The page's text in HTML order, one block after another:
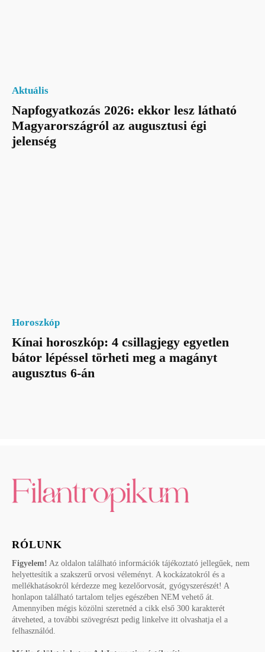
Aktuális
Napfogyatkozás 2026: ekkor lesz látható
Magyarországról az augusztusi égi
jelenség
Horoszkóp
Kínai horoszkóp: 4 csillagjegy egyetlen
bátor lépéssel törheti meg a magányt
augusztus 6-án
RÓLUNK
Figyelem! Az oldalon található információk tájékoztató jellegűek, nem
helyettesítik a szakszerű orvosi véleményt. A kockázatokról és a
mellékhatásokról kérdezze meg kezelőorvosát, gyógyszerészét! A
honlapon található tartalom teljes egészében NEM vehető át.
Amennyiben mégis közölni szeretnéd a cikk első 300 karakterét
átveheted, a további szövegrészt pedig linkelve itt olvashatja el a
felhasználód.